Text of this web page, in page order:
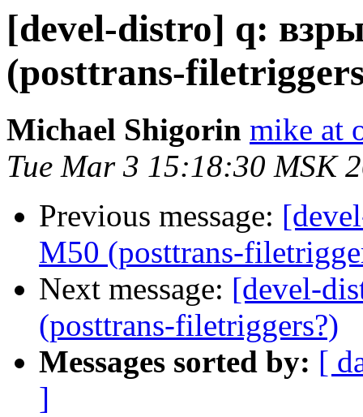
[devel-distro] q:
(posttrans-
Michael Shigorin mike at
Tue Mar 3 15:18:30 MSK
Previous message:
M50 (posttrans-
Next message: [devel-
(posttrans-filetriggers?)
Messages sorted by: [
]